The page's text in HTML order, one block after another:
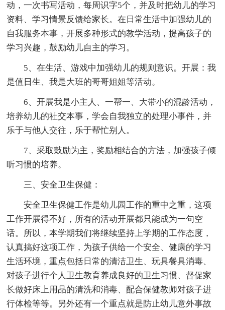
动，一次书写活动，每周识字5个，并及时把幼儿的学习
资料、学习情景反馈给家长。在日常生活中加强幼儿的
自我服务本事，开展多种形式的教学活动，提高孩子的
学习兴趣，鼓励幼儿自主的学习。
5、在生活、游戏中加强幼儿的规则意识。开展：我
是值日生、我是大班的哥哥姐姐等活动。
6、开展我是小主人、一帮一、大带小的混龄活动，
培养幼儿的社交本事，学会自我独立的处理小事件，并
乐于与他人交往，乐于帮忙别人。
7、采取鼓励为主，奖励相结合的方法，加强孩子倾
听习惯的培养。
三、安全卫生保健：
安全卫生保健工作是幼儿园工作的重中之重，这项
工作开展得不好，所有的活动开展都只能成为一句空
话。所以，本学期我们将继续坚持上学期的工作态度，
认真搞好这项工作，为孩子供给一个安全、健康的学习
生活环境，重点包括日常的清洁卫生、玩具餐具消毒、
对孩子进行个人卫生教育养成良好的卫生习惯、督促家
长做好床上用品的清洗和消毒、配合保健教师对孩子进
行体检等等。另外还有一个重点就是防止幼儿意外事故